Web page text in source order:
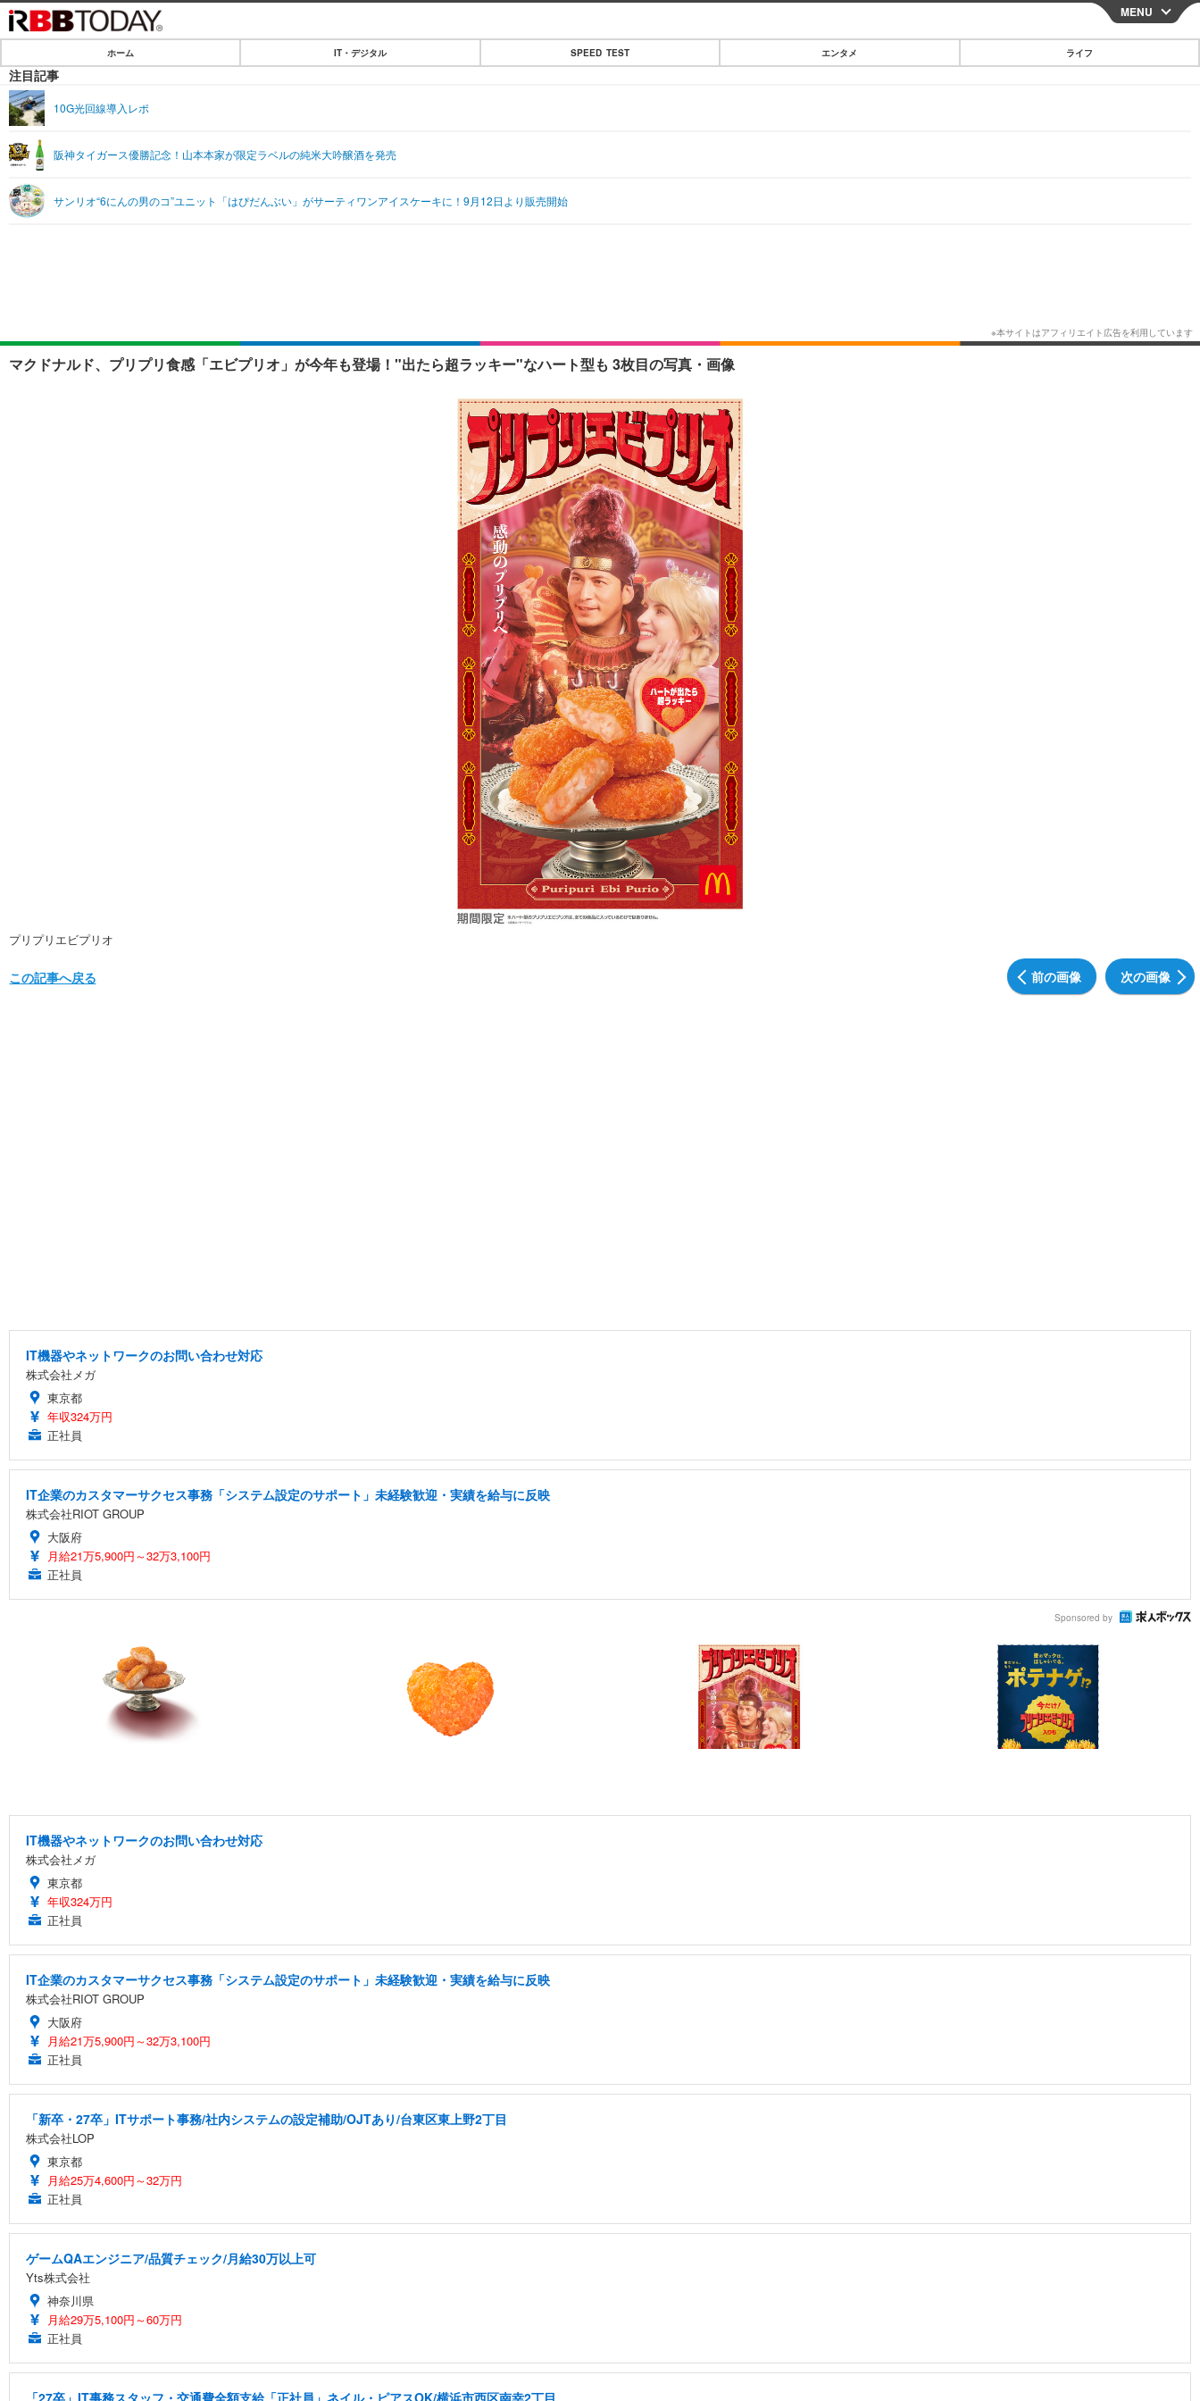
CLOSE
IT・デジタル
ショッピング
エンタメ
エンタメTOP
ショッピング その他
ライフ
MENU
ホーム IT・デジタル SPEED TEST エンタメ ライフ
注目記事
10G光回線導入レポ
阪神タイガース優勝記念！山本本家が限定ラベルの純米大吟醸酒を発売
サンリオ“6にんの男のコ”ユニット「はぴだんぶい」がサーティワンアイスケーキに！9月12日より販売開始
マクドナルド、プリプリ食感「エビプリオ」が今年も登場！"出たら超ラッキー"なハート型も 3枚目の写真・画像
プリプリエビプリオ
前の画像 次の画像
この記事へ戻る
IT機器やネットワークのお問い合わせ対応
株式会社メガ
東京都
年収324万円
正社員
IT企業のカスタマーサクセス事務「システム設定のサポート」未経験歓迎・実績を給与に反映
株式会社RIOT GROUP
大阪府
月給21万5,900円～32万3,100円
正社員
Sponsored by
IT機器やネットワークのお問い合わせ対応
株式会社メガ
東京都
年収324万円
正社員
IT企業のカスタマーサクセス事務「システム設定のサポート」未経験歓迎・実績を給与に反映
株式会社RIOT GROUP
大阪府
月給21万5,900円～32万3,100円
正社員
「新卒・27卒」ITサポート事務/社内システムの設定補助/OJTあり/台東区東上野2丁目
株式会社LOP
東京都
月給25万4,600円～32万円
正社員
ゲームQAエンジニア/品質チェック/月給30万以上可
Yts株式会社
神奈川県
月給29万5,100円～60万円
正社員
「27卒」IT事務スタッフ・交通費全額支給「正社員」ネイル・ピアスOK/横浜市西区南幸2丁目